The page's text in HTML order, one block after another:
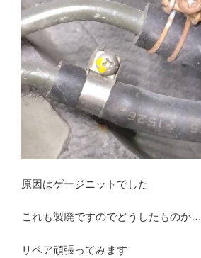
原因はゲージニットでした
これも製廃ですのでどうしたものか…
リペア頑張ってみます